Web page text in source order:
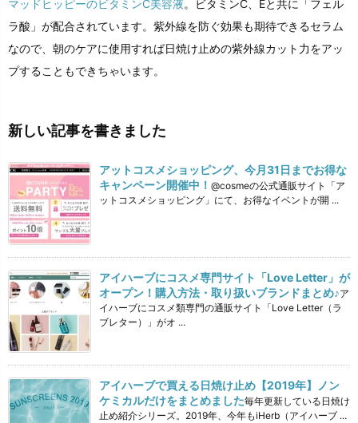
マッドヒッピーのビタミンC美容液。ビタミンC、Eと共に「フェル
ラ酸」が配合されています。紫外線を防ぐ効果も期待できるセラム
なので、朝のケアに使用すれば日焼け止めの紫外線カット力をアッ
プすることもできちゃいます。
新しい記事を書きました
アットコスメショッピング、今月31日までお得な
キャンペーン開催中！ @cosmeの公式通販サイト「ア
ットコスメショッピング」にて、お得なイベントが開 ...
アイハーブにコスメ専門サイト「Love Letter」が
オープン！購入方法・取り扱いブランドまとめ♪ア
イハーブにコスメ類専門の通販サイト「Love Letter（ラ
ブレター）」がオ ...
アイハーブで買える日焼け止め【2019年】ノン
ケミカルだけをまとめました毎年更新している日焼け
止め紹介シリーズ。2019年、今年もiHerb（アイハーブ ...